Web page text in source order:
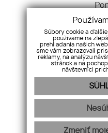
Ochrana
Komerčné
Súbory cookie a
používame na
prehliadania našich
sme vám zobrazovali
reklamy, na analýzu
stránok a na
návštevníci
Zmeniť